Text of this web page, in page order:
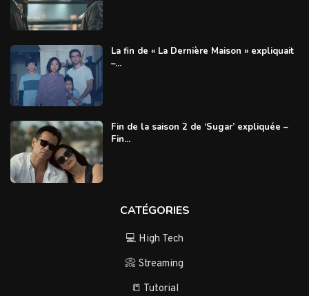
La fin de « La Dernière Maison » expliquait
–...
Fin de la saison 2 de ‘Sugar’ expliquée –
Fin...
CATÉGORIES
💻 High Tech
📀 Streaming
📒 Tutorial